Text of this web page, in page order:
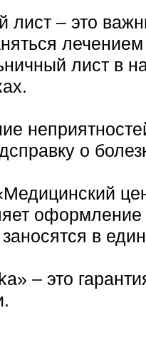
лист – это
лист в
о
в
– это